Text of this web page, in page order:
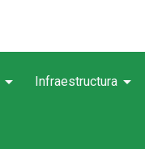
arrow_drop_down Infraestructura arrow_drop_down